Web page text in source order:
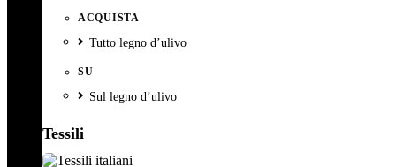
ACQUISTA
Tutto legno d’ulivo
SU
Sul legno d’ulivo
Tessili